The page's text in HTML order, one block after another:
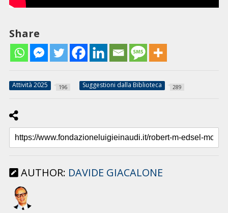
Share
Attività 2025 196 Suggestioni dalla Biblioteca 289
AUTHOR: DAVIDE GIACALONE